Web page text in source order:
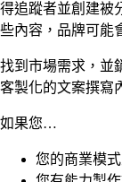
得追蹤者並創建被
些內容，品牌可能
找到市場需求，並
客製化的文案撰寫
如果您…
您的商業模